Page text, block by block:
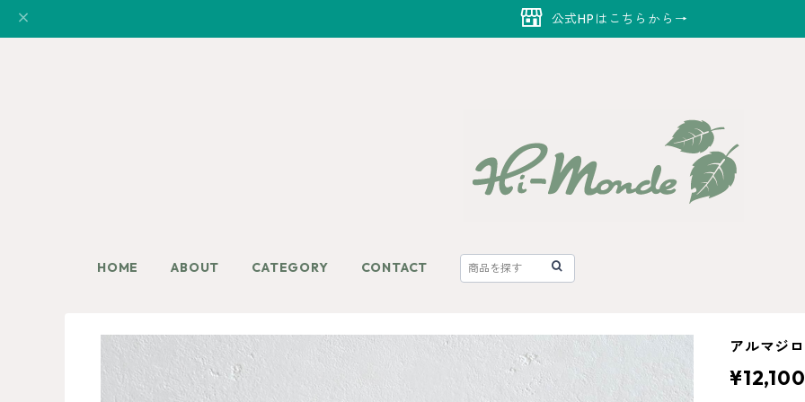
公式HPはこちらから→
HOME ABOUT CATEGORY CONTACT
アルマジ
¥12,100